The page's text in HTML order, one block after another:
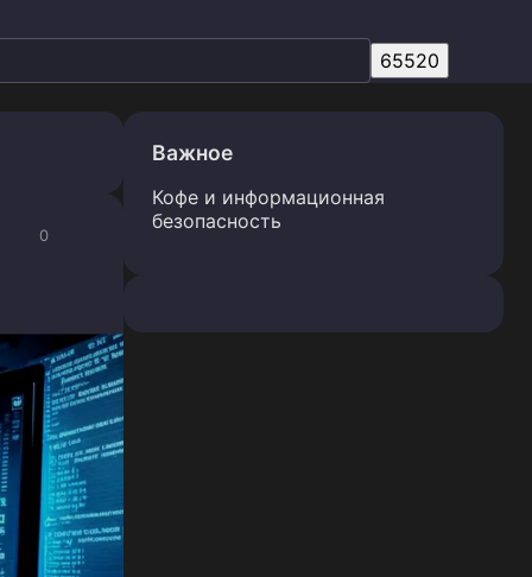
0
Важное
Кофе и информационная
безопасность